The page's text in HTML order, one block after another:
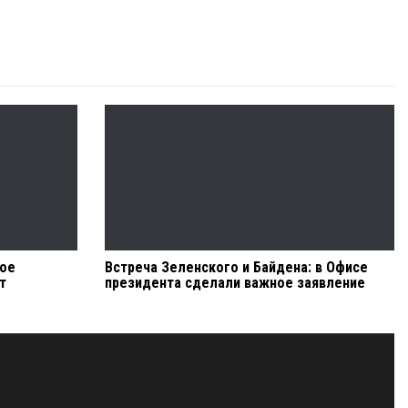
Встреча Зеленского и Байдена: в Офисе
президента сделали важное заявление